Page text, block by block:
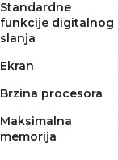
Standardne
funkcije digitalnog
slanja
Ekran
Brzina procesora
Maksimalna
memorija